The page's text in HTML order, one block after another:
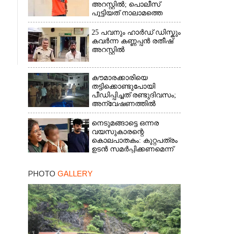
അറസ്റ്റിൽ; പൊലീസ്
പൂട്ടിയത് നാലാമത്തെ
പോക്‌സോ കേസിൽ
25 പവനും ഹാർഡ് ഡിസ്കും
കവർന്ന കണ്ണപ്പൻ രതീഷ്
അറസ്റ്റിൽ
കൗമാരക്കാരിയെ
തട്ടിക്കൊണ്ടുപോയി
പീഡിപ്പിച്ചത് രണ്ടുദിവസം;
അന്വേഷണത്തിൽ
നിർണായകമായത്
ഓൺലൈൻ ഫുഡ്
ഡെലിവറി
നെടുമങ്ങാട്ടെ ഒന്നര
വയസുകാരന്റെ
കൊലപാതകം: കുറ്റപത്രം
ഉടൻ സമർപ്പിക്കണമെന്ന്
PHOTO GALLERY